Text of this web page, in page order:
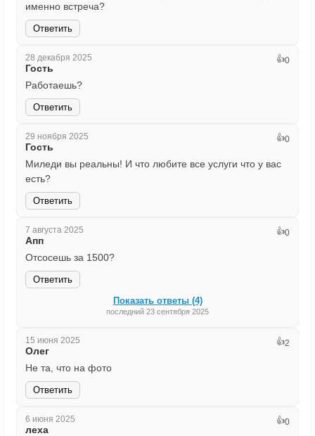
именно встреча?
Ответить
28 декабря 2025
Гость
👍0
Работаешь?
Ответить
29 ноября 2025
Гость
👍0
Миледи вы реальны! И что любите все услуги что у вас
есть?
Ответить
7 августа 2025
Апп
👍0
Отсосешь за 1500?
Ответить
Показать ответы (4)
последний 23 сентября 2025
15 июня 2025
Олег
👍2
Не та, что на фото
Ответить
6 июня 2025
леха
👍0